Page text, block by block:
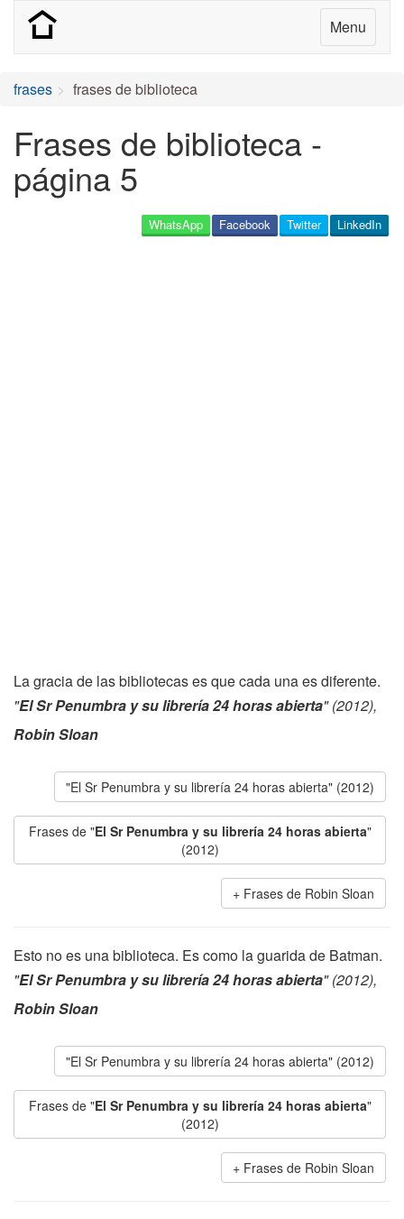
Menu
frases frases de biblioteca
Frases de biblioteca -
página 5
LinkedIn
Twitter
Facebook
WhatsApp
La gracia de las bibliotecas es que cada una es diferente.
"El Sr Penumbra y su librería 24 horas abierta" (2012),
Robin Sloan
"El Sr Penumbra y su librería 24 horas abierta" (2012)
Frases de "El Sr Penumbra y su librería 24 horas abierta"
(2012)
Frases de Robin Sloan
Esto no es una biblioteca. Es como la guarida de Batman.
"El Sr Penumbra y su librería 24 horas abierta" (2012),
Robin Sloan
"El Sr Penumbra y su librería 24 horas abierta" (2012)
Frases de "El Sr Penumbra y su librería 24 horas abierta"
(2012)
Frases de Robin Sloan